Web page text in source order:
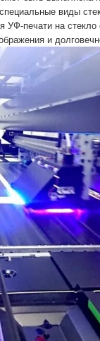
виды
УФ-печати на
и